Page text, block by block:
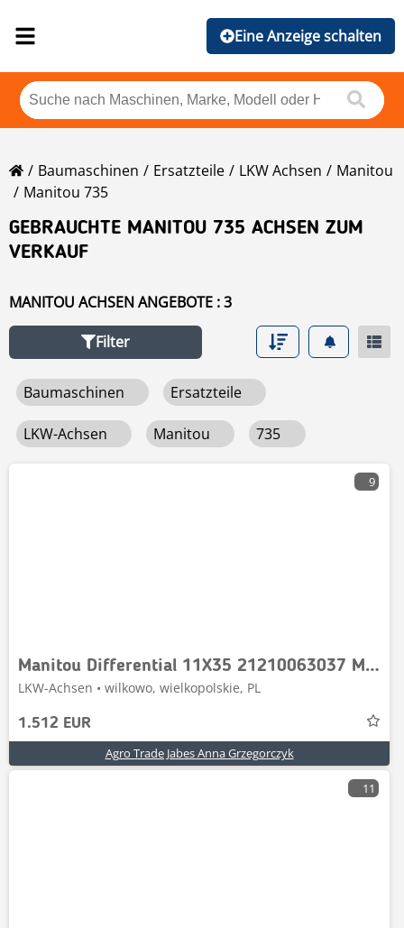
Eine Anzeige schalten
Baumaschinen Ersatzteile LKW Achsen
Manitou
Manitou 735
GEBRAUCHTE MANITOU 735 ACHSEN ZUM
VERKAUF
MANITOU ACHSEN ANGEBOTE : 3
Filter
Baumaschinen Ersatzteile
LKW-Achsen Manitou 735
9
Manitou Differential 11X35 21210063037 Manitou MT 735
LKW-Achsen • wilkowo, wielkopolskie, PL
1.512 EUR
Agro Trade Jabes Anna Grzegorczyk
11